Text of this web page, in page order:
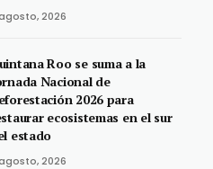
2026
Roo se suma a la
Nacional de
2026 para
ecosistemas en el sur
estado
2026